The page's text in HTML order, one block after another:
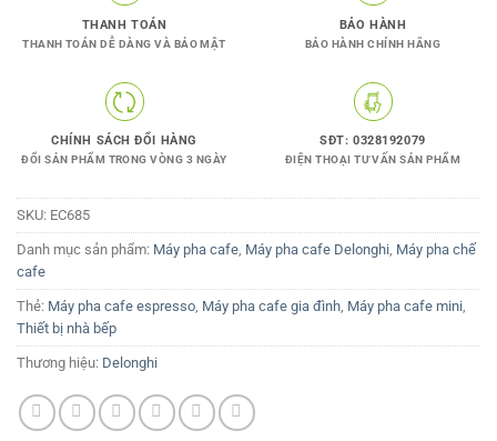
THANH TOÁN
THANH TOÁN DỄ DÀNG VÀ BẢO MẬT
BẢO HÀNH
BẢO HÀNH CHÍNH HÃNG
CHÍNH SÁCH ĐỔI HÀNG
ĐỔI SẢN PHẨM TRONG VÒNG 3 NGÀY
SĐT: 0328192079
ĐIỆN THOẠI TƯ VẤN SẢN PHẨM
SKU: EC685
Danh mục sản phẩm: Máy pha cafe Máy pha cafe Delonghi Máy pha chế
cafe
Thẻ: Máy pha cafe espresso Máy pha cafe gia đình Máy pha cafe mini
Thiết bị nhà bếp
Thương hiệu: Delonghi